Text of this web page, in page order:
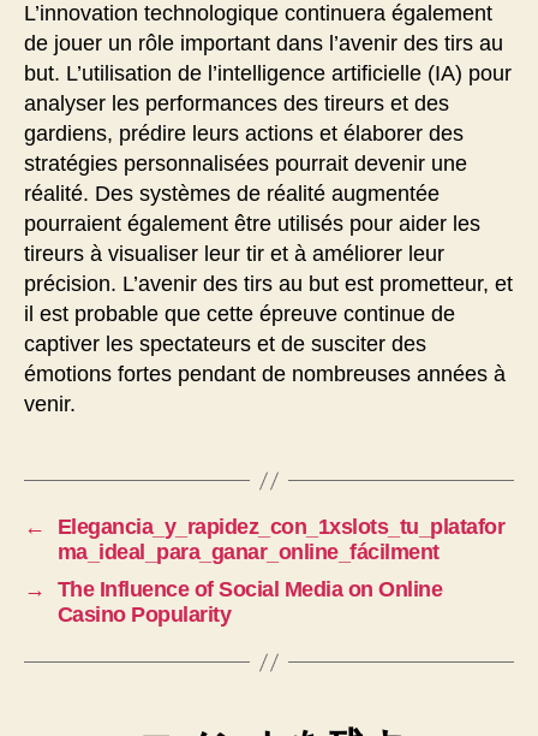
L’innovation technologique continuera également
de jouer un rôle important dans l’avenir des tirs au
but. L’utilisation de l’intelligence artificielle (IA) pour
analyser les performances des tireurs et des
gardiens, prédire leurs actions et élaborer des
stratégies personnalisées pourrait devenir une
réalité. Des systèmes de réalité augmentée
pourraient également être utilisés pour aider les
tireurs à visualiser leur tir et à améliorer leur
précision. L’avenir des tirs au but est prometteur, et
il est probable que cette épreuve continue de
captiver les spectateurs et de susciter des
émotions fortes pendant de nombreuses années à
venir.
←
Elegancia_y_rapidez_con_1xslots_tu_platafor
ma_ideal_para_ganar_online_fácilment
→
The Influence of Social Media on Online
Casino Popularity